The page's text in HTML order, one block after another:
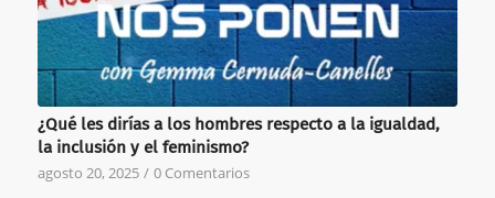
¿Qué les dirías a los hombres respecto a la igualdad,
la inclusión y el feminismo?
agosto 20, 2025 / 0 Comentarios